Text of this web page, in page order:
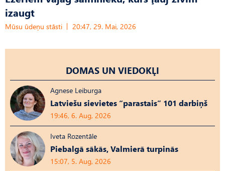
izaugt
Mūsu ūdeņu stāsti 20:47, 29. Mai, 2026
DOMAS UN VIEDOKĻI
Agnese Leiburga
Latviešu sievietes “parastais” 101 darbiņš
19:46, 6. Aug, 2026
Iveta Rozentāle
Piebalgā sākās, Valmierā turpinās
15:07, 5. Aug, 2026